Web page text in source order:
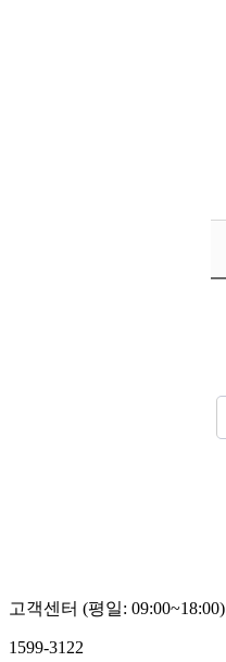
고객센터 (평일: 09:00~18:00)
1599-3122